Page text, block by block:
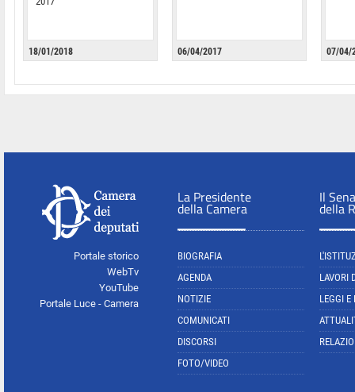
18/01/2018 06/04/2017 07/04/
Portale storico
WebTv
YouTube
Portale Luce - Camera
La Presidente
della Camera
BIOGRAFIA
AGENDA
NOTIZIE
COMUNICATI
DISCORSI
FOTO/VIDEO
Il
della
LAVORI
LEGGI E